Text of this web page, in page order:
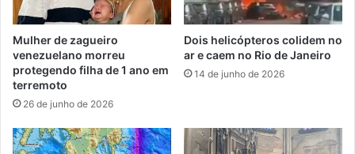
Mulher de zagueiro
venezuelano morreu
protegendo filha de 1 ano em
terremoto
26 de junho de 2026
Dois helicópteros colidem no
ar e caem no Rio de Janeiro
14 de junho de 2026